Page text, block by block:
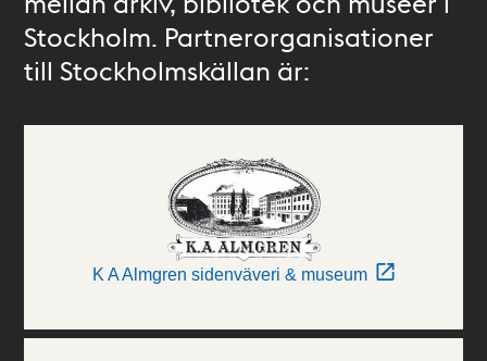
Stockholm. Partnerorganisationer
till Stockholmskällan är:
K A Almgren sidenväveri & museum